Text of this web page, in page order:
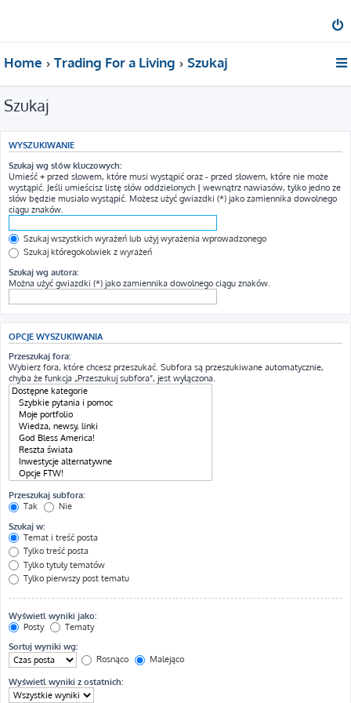
Home Trading For a Living Szukaj
Szukaj
WYSZUKIWANIE
Szukaj wg słów kluczowych:
Umieść + przed słowem, które musi wystąpić oraz - przed słowem, które nie może
wystąpić. Jeśli umieścisz listę słów oddzielonych | wewnątrz nawiasów, tylko jedno ze
słów będzie musiało wystąpić. Możesz użyć gwiazdki (*) jako zamiennika dowolnego
ciągu znaków.
Szukaj wszystkich wyrażeń lub użyj wyrażenia wprowadzonego
Szukaj któregokolwiek z wyrażeń
Szukaj wg autora:
Można użyć gwiazdki (*) jako zamiennika dowolnego ciągu znaków.
OPCJE WYSZUKIWANIA
Przeszukaj fora:
Wybierz fora, które chcesz przeszukać. Subfora są przeszukiwane automatycznie,
chyba że funkcja „Przeszukuj subfora”, jest wyłączona.
Przeszukaj subfora:
Tak
Nie
Szukaj w:
Temat i treść posta
Tylko treść posta
Tylko tytuły tematów
Tylko pierwszy post tematu
Wyświetl wyniki jako:
Posty
Tematy
Sortuj wyniki wg:
Rosnąco
Malejąco
Wyświetl wyniki z ostatnich: